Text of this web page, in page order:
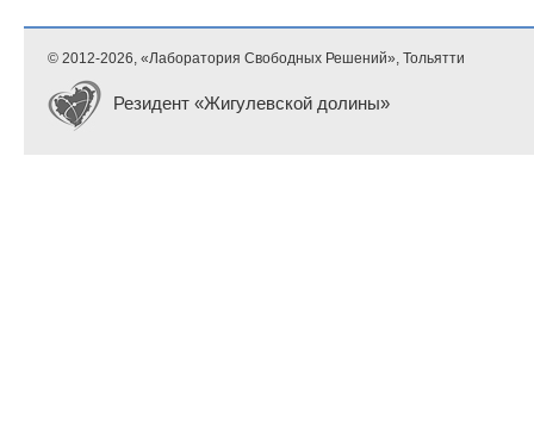
© 2012-2026, «Лаборатория Свободных Решений», Тольятти
Резидент «Жигулевской долины»